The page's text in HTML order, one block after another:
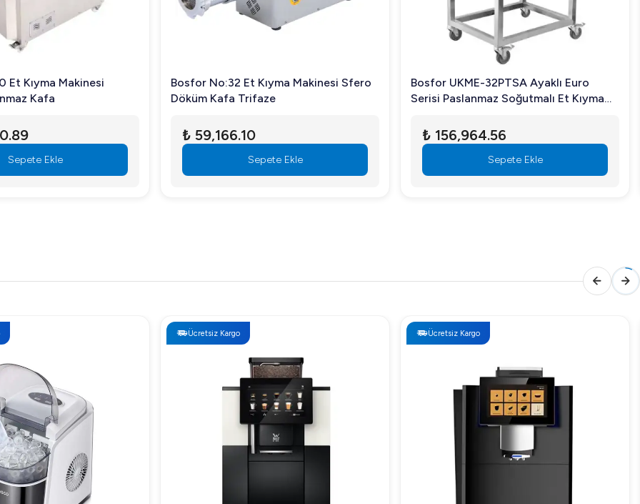
inceleyin ve işletmenizin üretkenliğini artırın!
Et Kıyma Makinesi
Kafa
Sepete Ekle
Bosfor No:32 Et Kıyma Makinesi Sfero
Döküm Kafa Trifaze
₺ 59,166.10
Sepete Ekle
Bosfor UKME-32PTSA Ayaklı Euro
Serisi Paslanmaz Soğutmalı Et Kıyma
₺ 156,964.56
Sepete Ekle
Ücretsiz Kargo Ücretsiz Kargo